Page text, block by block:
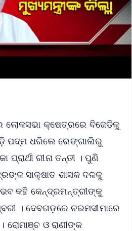
କ୍ଷେତ୍ରରେ ବିଜେଡିକୁ
ପଦ୍ମ ଧରିଲେ ରେଙ୍ଗାଲିରୁ
ରୀନା ତନ୍ତୀ । ପୁଣି
ସାକ୍ଷାତ ଶାସକ ଦଳକୁ
ଭବ କହି କେନ୍ଦ୍ରମନ୍ତ୍ରୀଙ୍କୁ
। ଦେବଗଡ଼ରେ ଚରମସୀମାରେ
ରୋମାଞ୍ଚ ଓ ରାଣୀଙ୍କ